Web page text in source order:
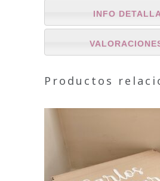
INFO
Productos